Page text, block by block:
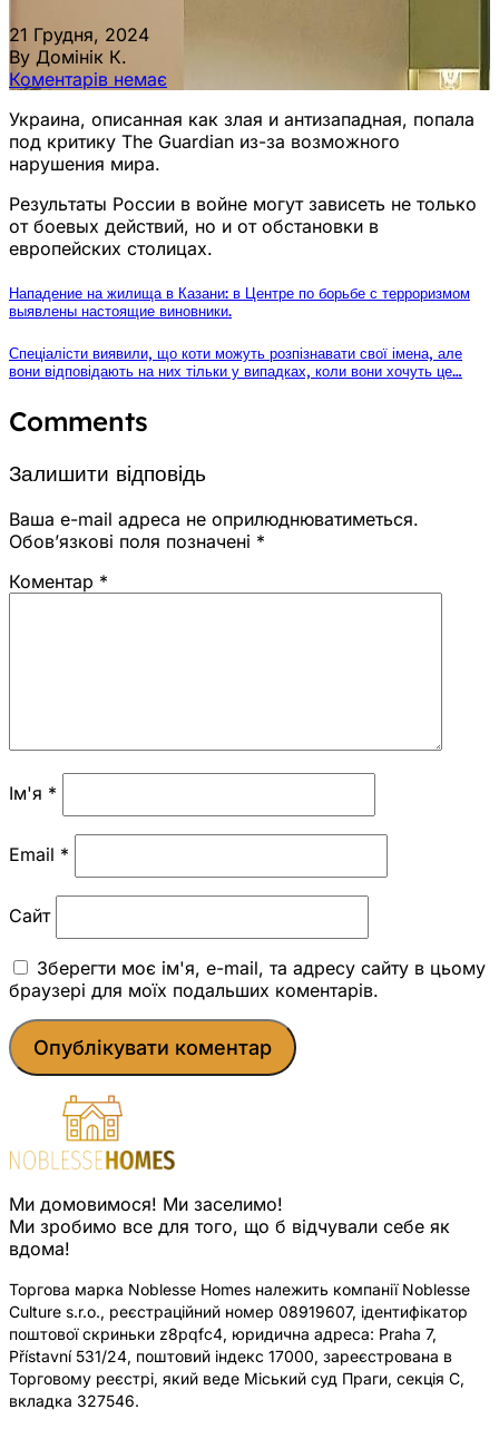
21 Грудня, 2024
By Домінік К.
Коментарів немає
Украина, описанная как злая и антизападная, попала
под критику The Guardian из-за возможного
нарушения мира.
Результаты России в войне могут зависеть не только
от боевых действий, но и от обстановки в
европейских столицах.
Нападение на жилища в Казани: в Центре по борьбе с терроризмом
выявлены настоящие виновники.
Спеціалісти виявили, що коти можуть розпізнавати свої імена, але
вони відповідають на них тільки у випадках, коли вони хочуть це…
Comments
Залишити відповідь
Ваша e-mail адреса не оприлюднюватиметься.
Обов’язкові поля позначені *
Коментар *
Ім'я *
Email *
Сайт
Зберегти моє ім'я, e-mail, та адресу сайту в цьому
браузері для моїх подальших коментарів.
Ми домовимося! Ми заселимо!
Ми зробимо все для того, що б відчували себе як
вдома!
Торгова марка Noblesse Homes належить компанії Noblesse
Culture s.r.o., реєстраційний номер 08919607, ідентифікатор
поштової скриньки z8pqfc4, юридична адреса: Praha 7,
Přístavní 531/24, поштовий індекс 17000, зареєстрована в
Торговому реєстрі, який веде Міський суд Праги, секція C,
вкладка 327546.